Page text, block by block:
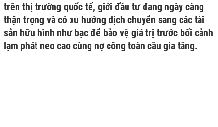
trên thị trường quốc tế, giới đầu tư đang ngày càng
thận trọng và có xu hướng dịch chuyển sang các tài
sản hữu hình như bạc để bảo vệ giá trị trước bối cảnh
lạm phát neo cao cùng nợ công toàn cầu gia tăng.